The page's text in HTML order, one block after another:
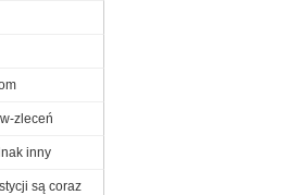
zleceń
inny
są coraz